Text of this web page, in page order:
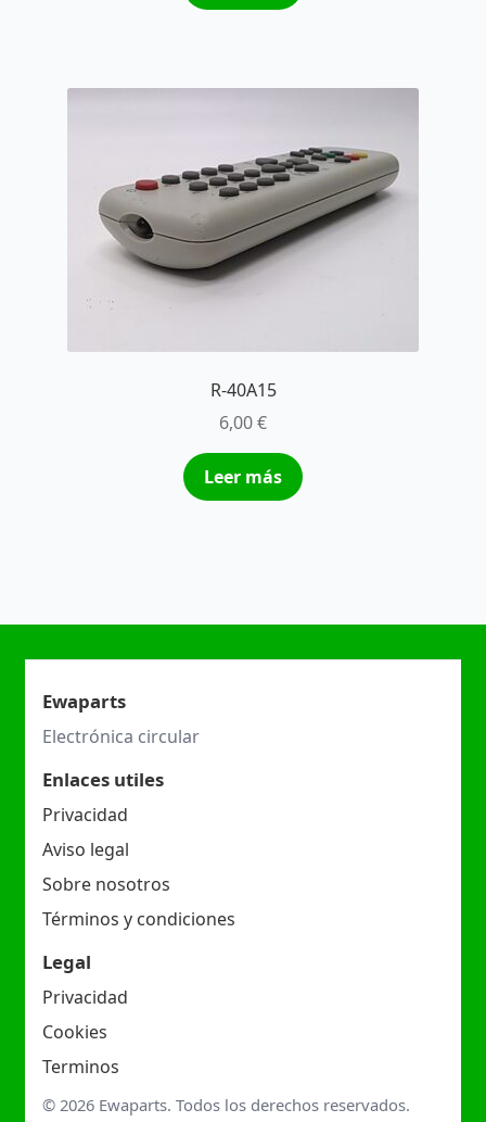
R-40A15
6,00€
Leer más
Ewaparts
Electrónica circular
Enlaces utiles
Privacidad
Aviso legal
Sobre nosotros
Términos y condiciones
Legal
Privacidad
Cookies
Terminos
© 2026 Ewaparts. Todos los derechos reservados.